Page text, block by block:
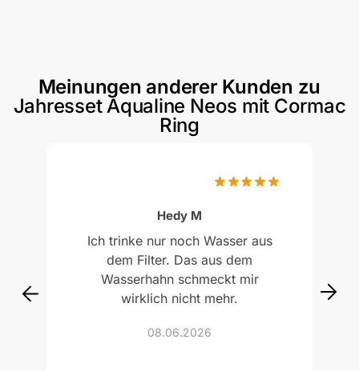
Meinungen anderer Kunden zu
Jahresset Aqualine Neos mit Cormac
Ring
Hedy M
Ich trinke nur noch Wasser aus
dem Filter. Das aus dem
Wasserhahn schmeckt mir
wirklich nicht mehr.
08.06.2026
von 5 Punkten